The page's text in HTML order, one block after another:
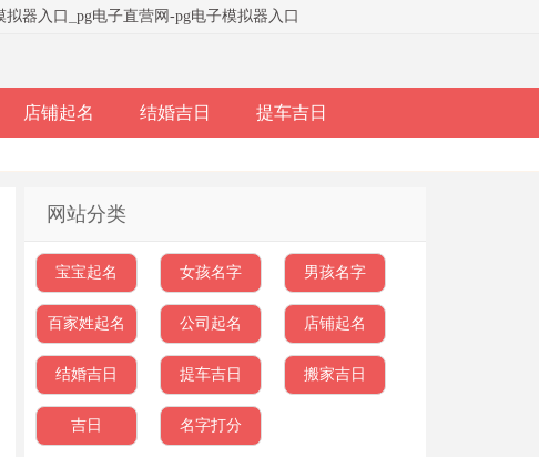
拟器入口 pg电子直营网-pg电子模拟器入口
店铺起名 结婚吉日 提车吉日
网站分类
宝宝起名 女孩名字 男孩名字
百家姓起名 公司起名 店铺起名
结婚吉日 提车吉日 搬家吉日
吉日 名字打分